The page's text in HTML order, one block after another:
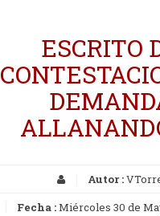
ESCRITO
Autor :
Fecha :Miércoles 30 de